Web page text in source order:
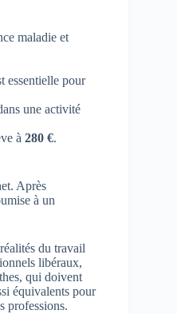
maladie et
essentielle pour
une activité
à 280 €.
Après
à un
du travail
libéraux,
qui doivent
équivalents pour
professions.